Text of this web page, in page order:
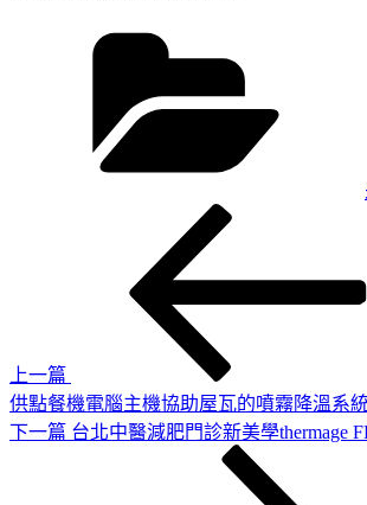
上一篇
供點餐機電腦主機協助屋瓦的噴霧降溫系
下
下一篇 台北中醫減肥門診新美學thermage